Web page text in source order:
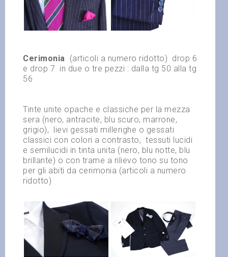
Cerimonia (articoli a numero ridotto) drop 6
e drop 7 in due o tre pezzi : dalla tg 50 alla tg
56
Tinte unite opache e classiche per la mezza
sera (nero, antracite, blu scuro, marrone,
grigio), lievi gessati millerighe o gessati
classici con colori a contrasto, tessuti lucidi
e semilucidi in tinta unita (nero, blu notte, blu
brillante) o con trame a rilievo tono su tono
per gli abiti da cerimonia (articoli a numero
ridotto)